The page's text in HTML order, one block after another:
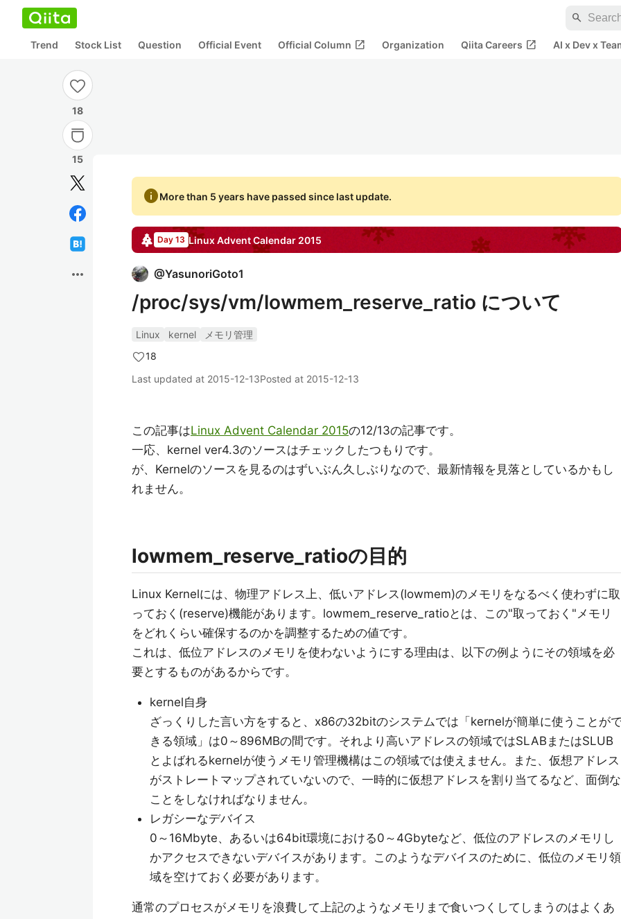
search
Trend Stock List Question Official Event Official Column open_in_new Organization Qiita Careers open_in_new AI x Dev x
18
15
more_horiz
infoMore than 5 years have passed since last update.
Day 13 LinuxAdvent Calendar 2015
@YasunoriGoto1
/proc/sys/vm/lowmem_reserve_ratio について
Linux kernel
メモリ管理
18
Last updated at 2015-12-13Posted at 2015-12-13
この記事はLinux Advent Calendar 2015の12/13の記事です。
一応、kernel ver4.3のソースはチェックしたつもりです。
が、Kernelのソースを見るのはずいぶん久しぶりなので、最新情報を見落としているかもし
れません。
lowmem_reserve_ratioの目的
Linux Kernelには、物理アドレス上、低いアドレス(lowmem)のメモリをなるべく使わずに取
っておく(reserve)機能があります。lowmem_reserve_ratioとは、この"取っておく"メモリ
をどれくらい確保するのかを調整するための値です。
これは、低位アドレスのメモリを使わないようにする理由は、以下の例ようにその領域を必
要とするものがあるからです。
kernel自身
ざっくりした言い方をすると、x86の32bitのシステムでは「kernelが簡単に使うことが
きる領域」は0～896MBの間です。それより高いアドレスの領域ではSLABまたはSLUB
とよばれるkernelが使うメモリ管理機構はこの領域では使えません。また、仮想アドレス
がストレートマップされていないので、一時的に仮想アドレスを割り当てるなど、面倒な
ことをしなければなりません。
レガシーなデバイス
0～16Mbyte、あるいは64bit環境における0～4Gbyteなど、低位のアドレスのメモリし
かアクセスできないデバイスがあります。このようなデバイスのために、低位のメモリ領
域を空けておく必要があります。
通常のプロセスがメモリを浪費して上記のようなメモリまで食いつくしてしまうのはよくあ